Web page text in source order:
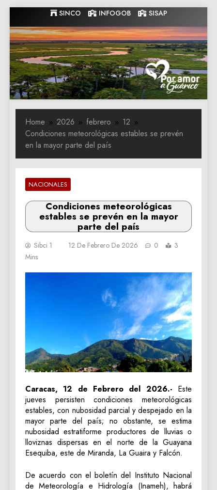
to
content
SINCO INFOGOB SISAP
Gobernacion
de Guarico
Gobernacion de Guarico
Home 2026 febrero
12
Condiciones meteorológicas estables se prevén
en la mayor parte del país
NACIONALES
Condiciones meteorológicas
estables se prevén en la mayor
parte del país
Sibci 1 12 De Febrero De 2026 0
3
Mins
Caracas, 12 de Febrero del 2026.- Este
jueves persisten condiciones meteorológicas
estables, con nubosidad parcial y despejado en la
mayor parte del país; no obstante, se estima
nubosidad estratiforme productores de lluvias o
lloviznas dispersas en el norte de la Guayana
Esequiba, este de Miranda, La Guaira y Falcón.
De acuerdo con el boletín del Instituto Nacional
de Meteorología e Hidrología (Inameh), habrá